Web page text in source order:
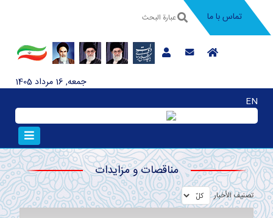
تماس با ما
جمعه, 16 مرداد 1405
EN
مناقصات و مزايدات
تصنیف الأخبار